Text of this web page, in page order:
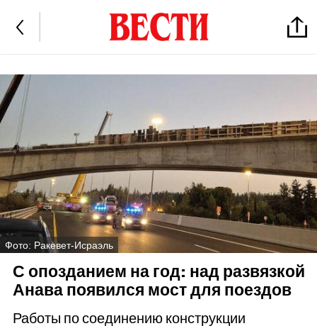
Фото: Ракевет-Исраэль
С опозданием на год: над развязкой
Анава появился мост для поездов
Работы по соединению конструкции